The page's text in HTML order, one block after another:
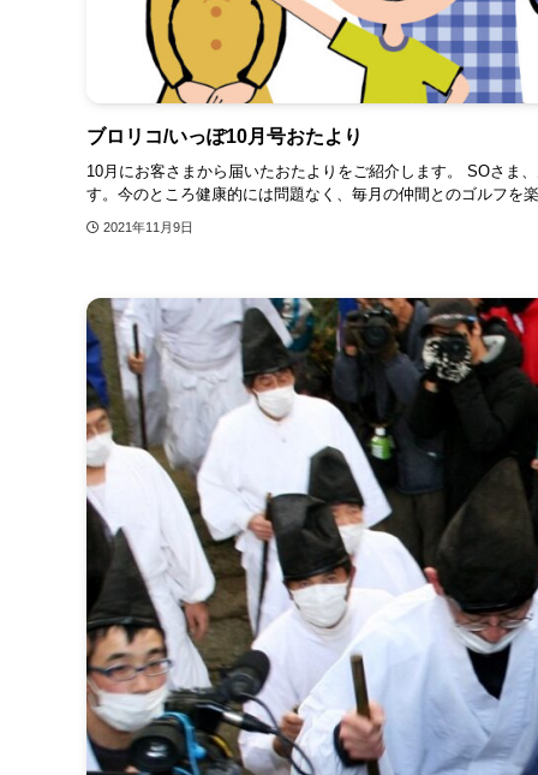
ブロリコ/いっぽ10月号おたより
10月にお客さまから届いたおたよりをご紹介します。 SOさま
す。今のところ健康的には問題なく、毎月の仲間とのゴルフを
2021年11月9日